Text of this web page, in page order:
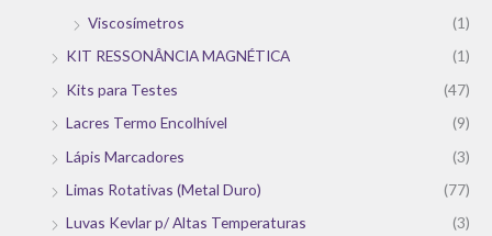
Viscosímetros
(1)
KIT RESSONÂNCIA MAGNÉTICA
(1)
Kits para Testes
(47)
Lacres Termo Encolhível
(9)
Lápis Marcadores
(3)
Limas Rotativas (Metal Duro)
(77)
Luvas Kevlar p/ Altas Temperaturas
(3)